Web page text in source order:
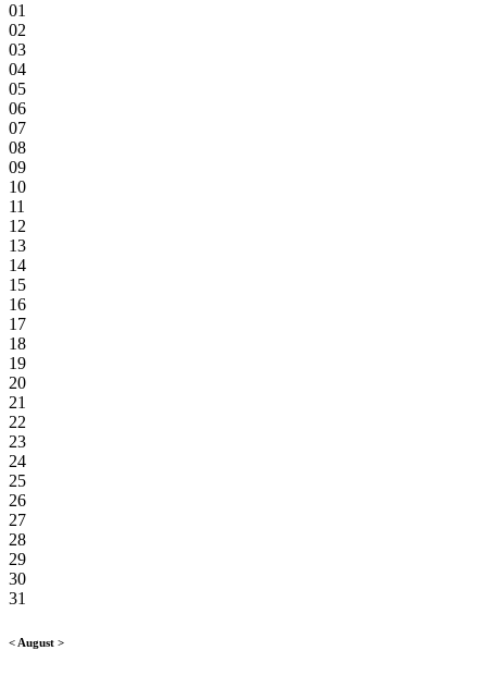
01
02
03
04
05
06
07
08
09
10
11
12
13
14
15
16
17
18
19
20
21
22
23
24
25
26
27
28
29
30
31
< August >